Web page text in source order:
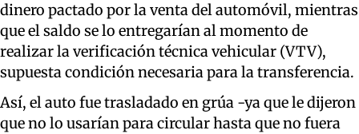
dinero pactado por la venta del automóvil, mientras
que el saldo se lo entregarían al momento de
realizar la verificación técnica vehicular (VTV),
supuesta condición necesaria para la transferencia.
Así, el auto fue trasladado en grúa -ya que le dijeron
que no lo usarían para circular hasta que no fuera